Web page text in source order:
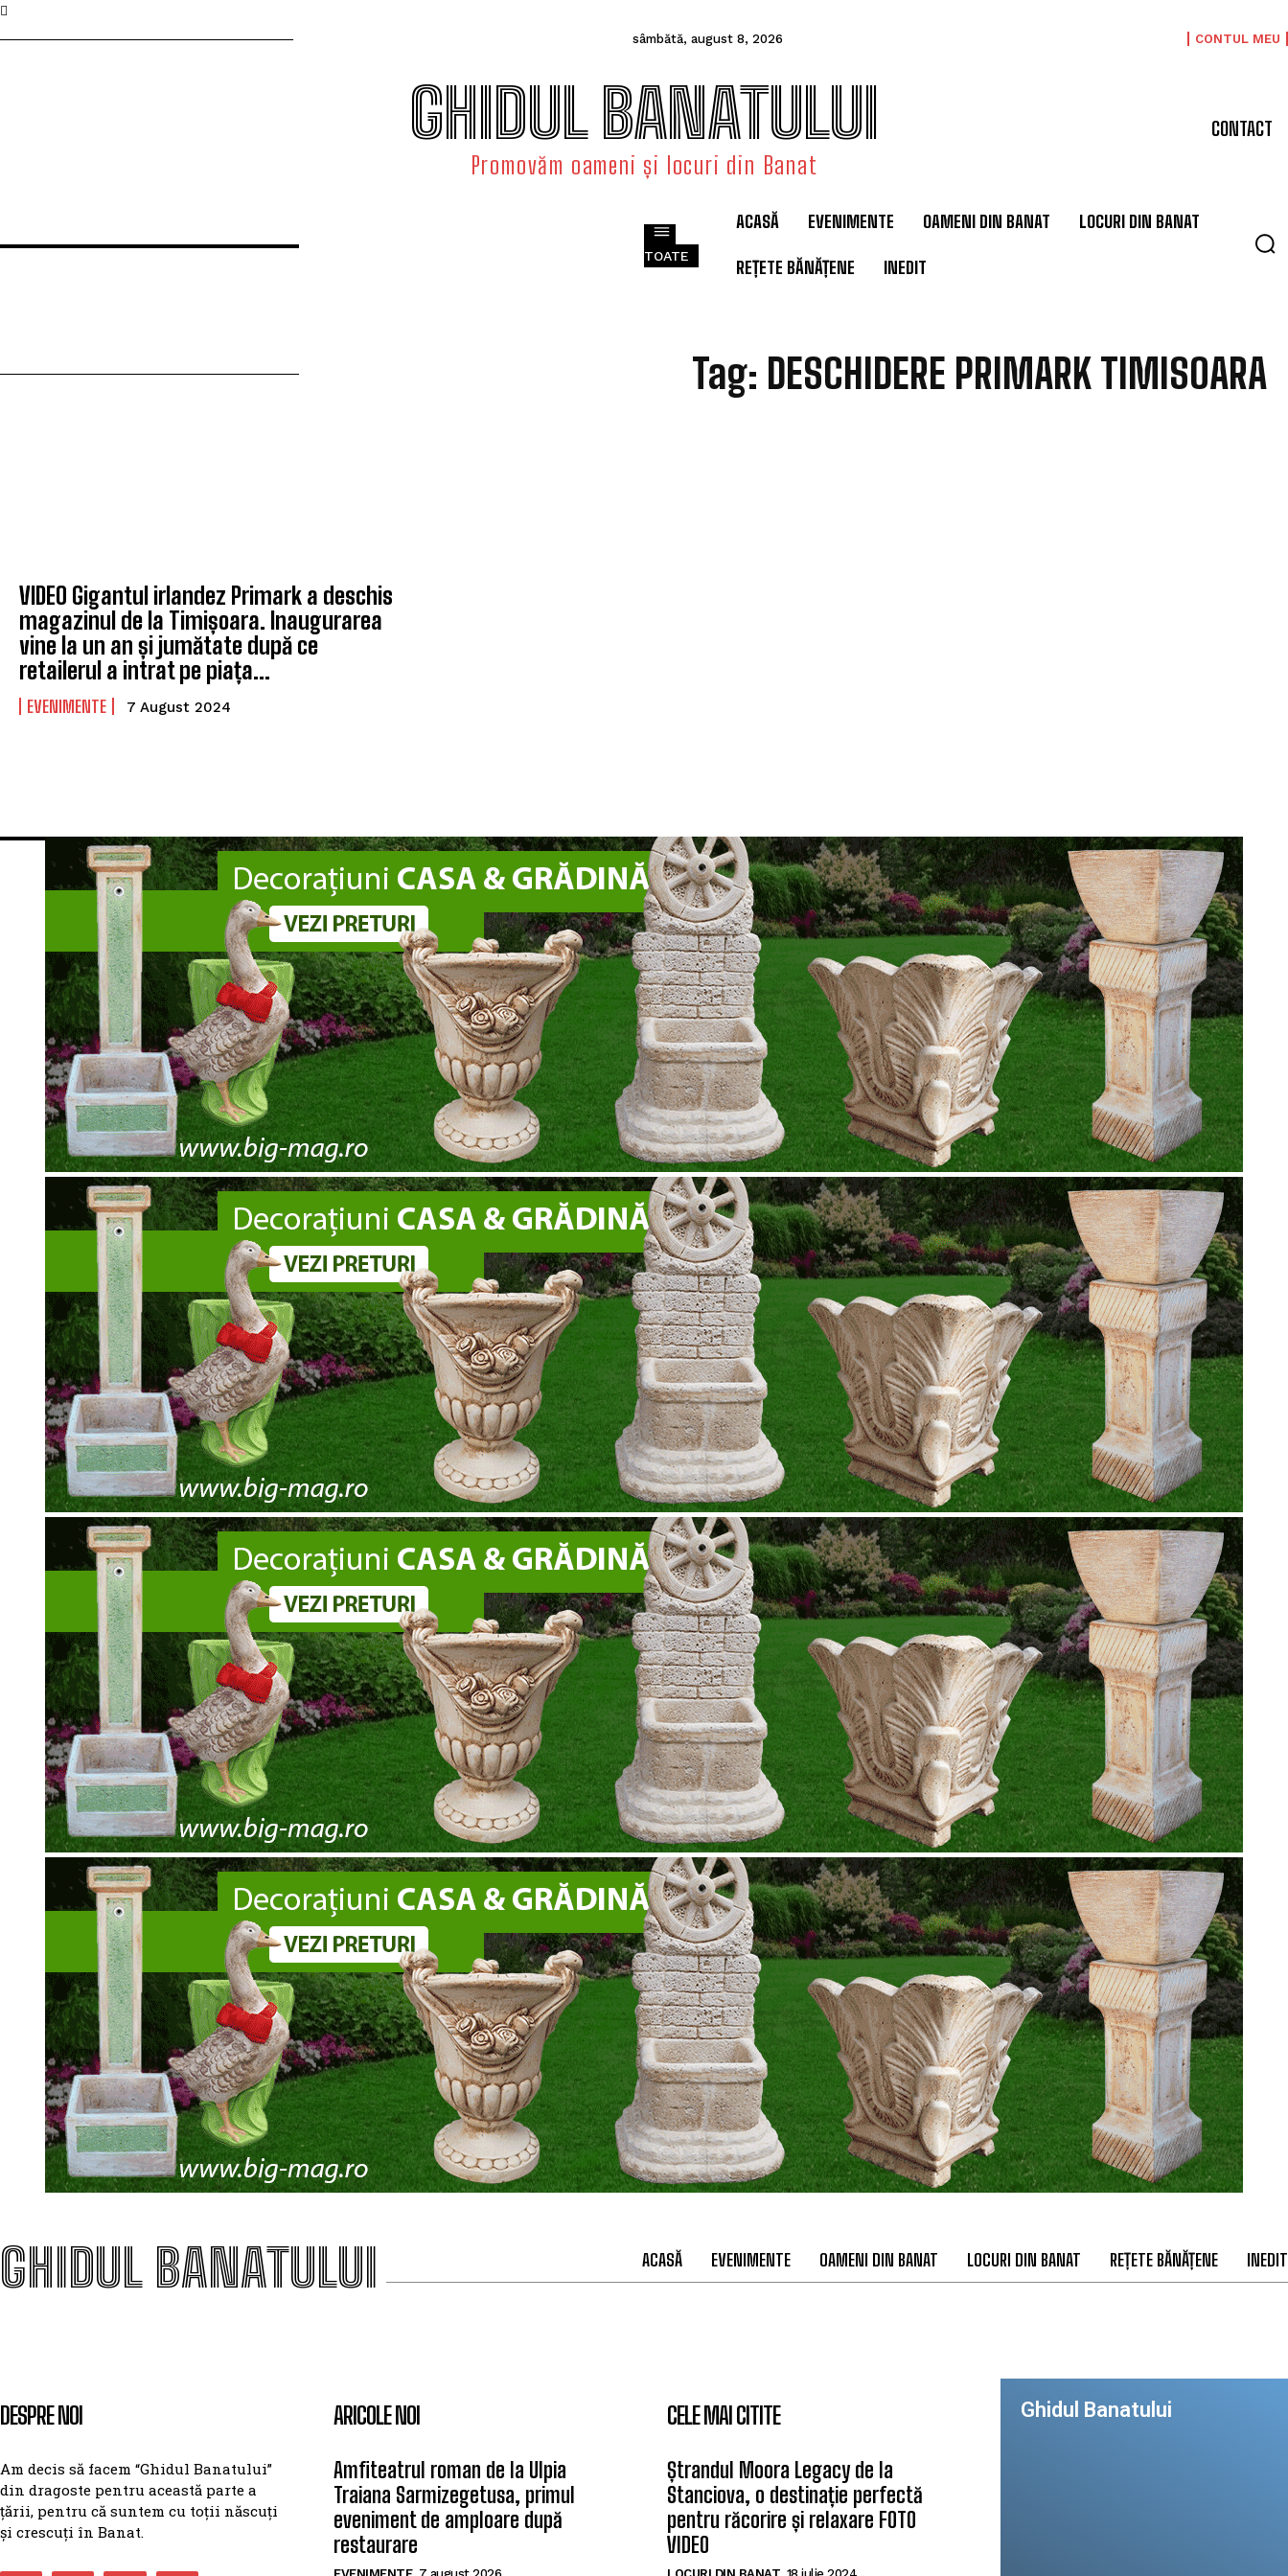
sâmbătă, august 8, 2026 CONTUL MEU
GHIDUL BANATULUI
Promovăm oameni și locuri din Banat
CONTACT
TOATE
ACASĂ EVENIMENTE OAMENI DIN BANAT LOCURI DIN BANAT
REȚETE BĂNĂȚENE INEDIT
Tag: DESCHIDERE PRIMARK TIMISOARA
D
VIDEO Gigantul irlandez Primark a deschis
magazinul de la Timișoara. Inaugurarea
vine la un an și jumătate după ce
retailerul a intrat pe piața...
EVENIMENTE 7 August 2024
GHIDUL BANATULUI ACASĂ EVENIMENTE OAMENI DIN BANAT LOCURI DIN BANAT REȚETE BĂNĂȚENE INEDIT
DESPRE NOI
Am decis să facem “Ghidul Banatului”
din dragoste pentru această parte a
țării, pentru că suntem cu toții născuți
și crescuți în Banat.
ARICOLE NOI
Amfiteatrul roman de la Ulpia
Traiana Sarmizegetusa, primul
eveniment de amploare după
restaurare
CELE MAI CITITE
Ștrandul Moora Legacy de la
Stanciova, o destinație perfectă
pentru răcorire și relaxare FOTO
VIDEO
Ghidul Banatului